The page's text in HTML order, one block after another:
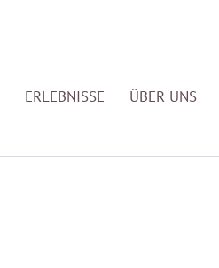
ERLEBNISSE ÜBER UNS